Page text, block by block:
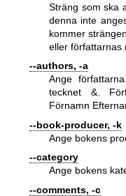
Sträng som ska
denna inte
kommer
eller författarnas
--authors, -a
Ange
tecknet &.
Förnamn
--book-producer, -k
Ange bokens
--category
Ange bokens
--comments, -c